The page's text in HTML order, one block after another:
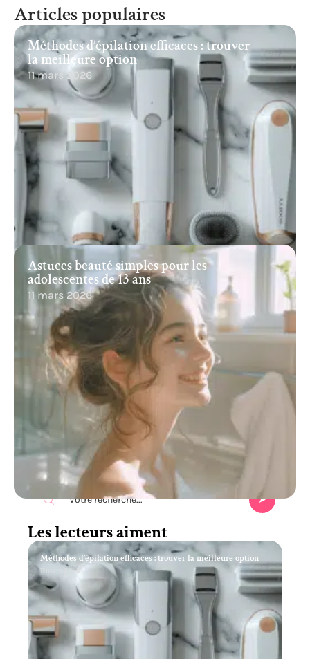
Articles populaires
Méthodes d’épilation efficaces : trouver
la meilleure option
11 mars 2026
Astuces beauté simples pour les
adolescentes de 13 ans
11 mars 2026
Recherche
Les lecteurs aiment
Méthodes d’épilation efficaces : trouver la meilleure option
11 mars 2026